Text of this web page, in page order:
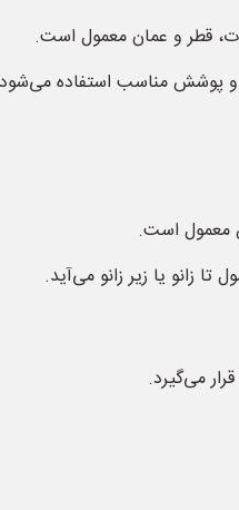
قطر و عمان معمول است.
و پوشش مناسب استفاده
معمول است.
زانو یا زیر زانو می‌آید.
می‌گیرد.